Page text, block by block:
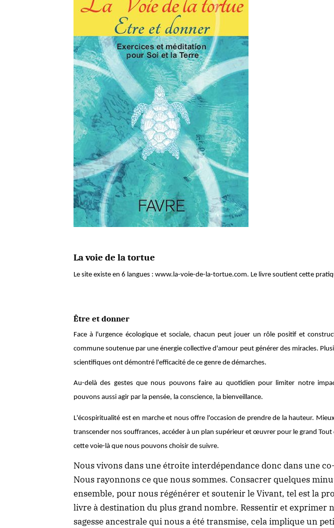
La voie de la tortue
Le site existe en 6 langues : www.la-voie-de-la-tortue.com. Le livre soutient cette
Être et donner
Face à l'urgence écologique et sociale, chacun peut jouer un rôle positif et
commune soutenue par une énergie collective d'amour peut générer des miracles.
scientifiques ont démontré l'efficacité de ce genre de démarches.
Au-delà des gestes que nous pouvons faire au quotidien pour limiter notre
pouvons aussi agir par la pensée, la conscience, la bienveillance.
L'écospiritualité est en marche et nous offre l'occasion de prendre de la hauteur.
transcender nos souffrances, accéder à un plan supérieur et œuvrer pour le grand
cette voie-là que nous pouvons choisir de suivre.
Nous vivons dans une étroite interdépendance donc dans une
Nous rayonnons ce que nous sommes. Consacrer quelques
ensemble, pour nous régénérer et soutenir le Vivant, tel est la
livre à destination du plus grand nombre. Ressentir et exprimer
sagesse ancestrale qui nous a été transmise, cela implique un